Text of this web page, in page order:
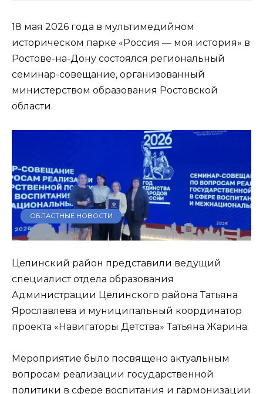
18 мая 2026 года в мультимедийном
историческом парке «Россия — моя история» в
Ростове-на-Дону состоялся региональный
семинар-совещание, организованный
министерством образования Ростовской
области.
ОБЛАСТНЫЕ НОВОСТИ
Целинский район представили ведущий
специалист отдела образования
Администрации Целинского района Татьяна
Ярославлева и муниципальный координатор
проекта «Навигаторы Детства» Татьяна Жарина.
Мероприятие было посвящено актуальным
вопросам реализации государственной
политики в сфере воспитания и гармонизации